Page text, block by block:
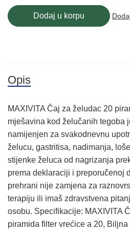
Dodaj u korpu
Opis
MAXIVITA Čaj za želudac 20
mješavina kod želučanih tegoba
namijenjen za svakodnevnu
želucu, gastritisa, nadimanja,
stijenke želuca od nagrizanja
prema deklaraciji i preporučenoj
prehrani nije zamjena za
terapiju ili imaš zdravstvena
osobu. Specifikacije: MAXIVITA
piramida filter vrećice a 20,